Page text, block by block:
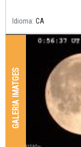
Idioma CA
GALERIA IMATGES